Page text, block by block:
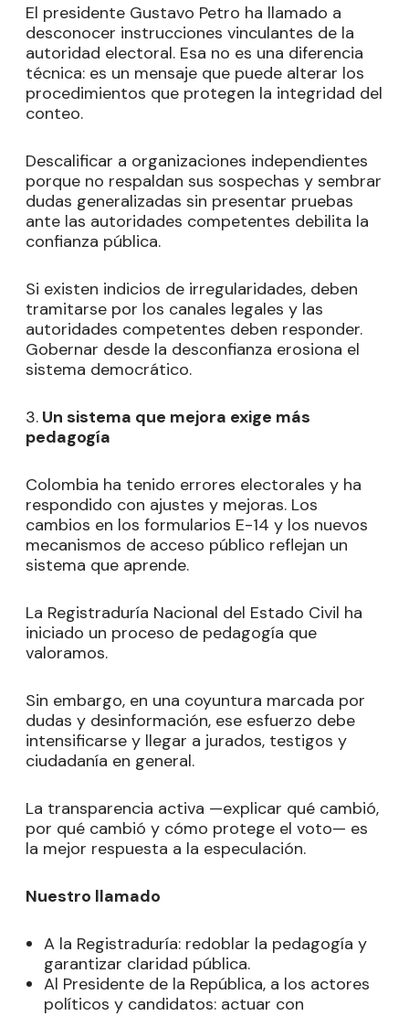
El presidente Gustavo Petro ha llamado a
desconocer instrucciones vinculantes de la
autoridad electoral. Esa no es una diferencia
técnica: es un mensaje que puede alterar los
procedimientos que protegen la integridad del
conteo.
Descalificar a organizaciones independientes
porque no respaldan sus sospechas y sembrar
dudas generalizadas sin presentar pruebas
ante las autoridades competentes debilita la
confianza pública.
Si existen indicios de irregularidades, deben
tramitarse por los canales legales y las
autoridades competentes deben responder.
Gobernar desde la desconfianza erosiona el
sistema democrático.
3. Un sistema que mejora exige más
pedagogía
Colombia ha tenido errores electorales y ha
respondido con ajustes y mejoras. Los
cambios en los formularios E-14 y los nuevos
mecanismos de acceso público reflejan un
sistema que aprende.
La Registraduría Nacional del Estado Civil ha
iniciado un proceso de pedagogía que
valoramos.
Sin embargo, en una coyuntura marcada por
dudas y desinformación, ese esfuerzo debe
intensificarse y llegar a jurados, testigos y
ciudadanía en general.
La transparencia activa —explicar qué cambió,
por qué cambió y cómo protege el voto— es
la mejor respuesta a la especulación.
Nuestro llamado
A la Registraduría: redoblar la pedagogía y
garantizar claridad pública.
Al Presidente de la República, a los actores
políticos y candidatos: actuar con